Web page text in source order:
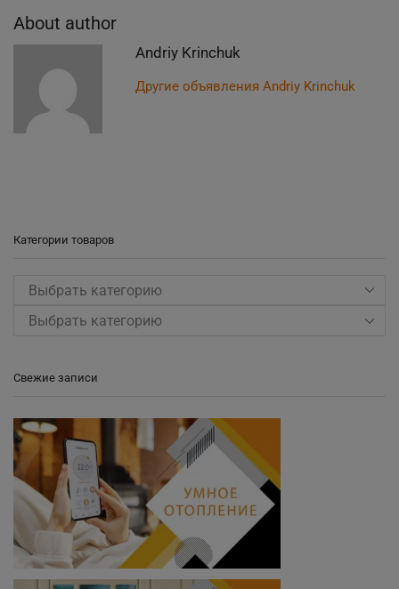
About author
Andriy Krinchuk
Другие объявления Andriy Krinchuk
Категории товаров
Выбрать категорию
Свежие записи